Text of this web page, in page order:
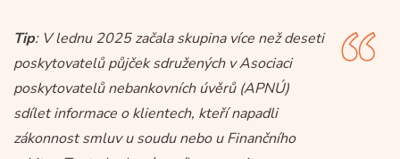
Tip: V lednu 2025 začala skupina více než deseti
poskytovatelů půjček sdružených v Asociaci
poskytovatelů nebankovních úvěrů (APNÚ)
sdílet informace o klientech, kteří napadli
zákonnost smluv u soudu nebo u Finančního